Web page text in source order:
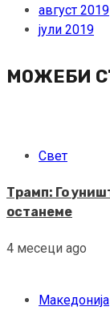
август 2019
јули 2019
МОЖЕБИ
Свет
Трамп: Го
останеме
4 месеци ago
Македонија